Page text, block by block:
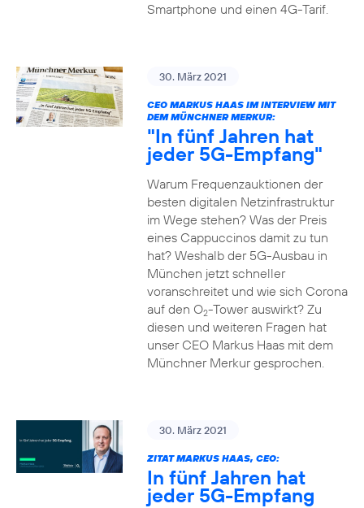
Smartphone und einen 4G-Tarif.
30. März 2021
CEO MARKUS HAAS IM INTERVIEW MIT
DEM MÜNCHNER MERKUR:
"In fünf Jahren hat
jeder 5G-Empfang"
Warum Frequenzauktionen der
besten digitalen Netzinfrastruktur
im Wege stehen? Was der Preis
eines Cappuccinos damit zu tun
hat? Weshalb der 5G-Ausbau in
München jetzt schneller
voranschreitet und wie sich Corona
auf den O2-Tower auswirkt? Zu
diesen und weiteren Fragen hat
unser CEO Markus Haas mit dem
Münchner Merkur gesprochen.
30. März 2021
ZITAT MARKUS HAAS, CEO:
In fünf Jahren hat
jeder 5G-Empfang